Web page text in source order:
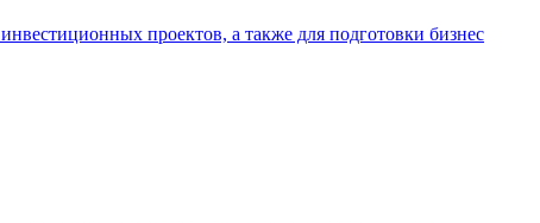
проектов, а также для подготовки бизнес